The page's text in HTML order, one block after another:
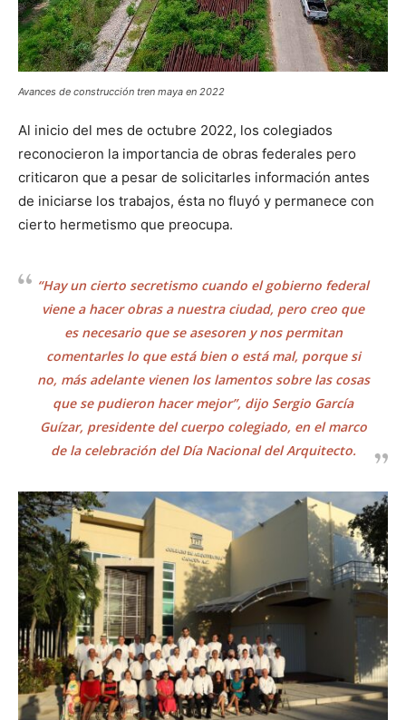
Avances de construcción tren maya en 2022
Al inicio del mes de octubre 2022, los colegiados
reconocieron la importancia de obras federales pero
criticaron que a pesar de solicitarles información antes
de iniciarse los trabajos, ésta no fluyó y permanece con
cierto hermetismo que preocupa.
“Hay un cierto secretismo cuando el gobierno federal
viene a hacer obras a nuestra ciudad, pero creo que
es necesario que se asesoren y nos permitan
comentarles lo que está bien o está mal, porque si
no, más adelante vienen los lamentos sobre las cosas
que se pudieron hacer mejor”, dijo Sergio García
Guízar, presidente del cuerpo colegiado, en el marco
de la celebración del Día Nacional del Arquitecto.